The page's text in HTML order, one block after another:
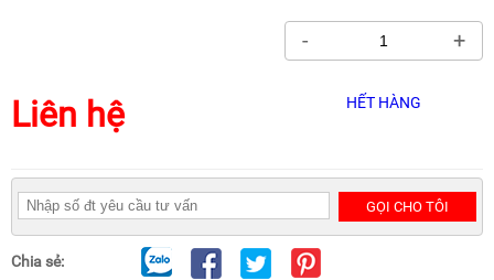
XE
DÂY
THOÁT
HIỂM
TỰ
- +
Liên hệ HẾT HÀNG
GỌI CHO TÔI
Chia sẻ: